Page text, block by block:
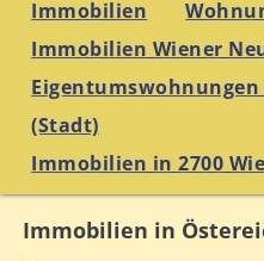
Immobilien
Immobilien Wiener
(Stadt)
Immobilien in 2700
Immobilien in